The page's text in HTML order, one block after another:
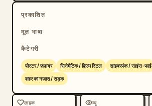
प्रकाशित
मूल भाषा
कैटेगरी
पोस्टर / फ़्लायर सिनेमैटिक / फ़िल्म स्टिल साइबरपंक / साइंस-फाई
शहर का नज़ारा / सड़क
लाइक व्यू